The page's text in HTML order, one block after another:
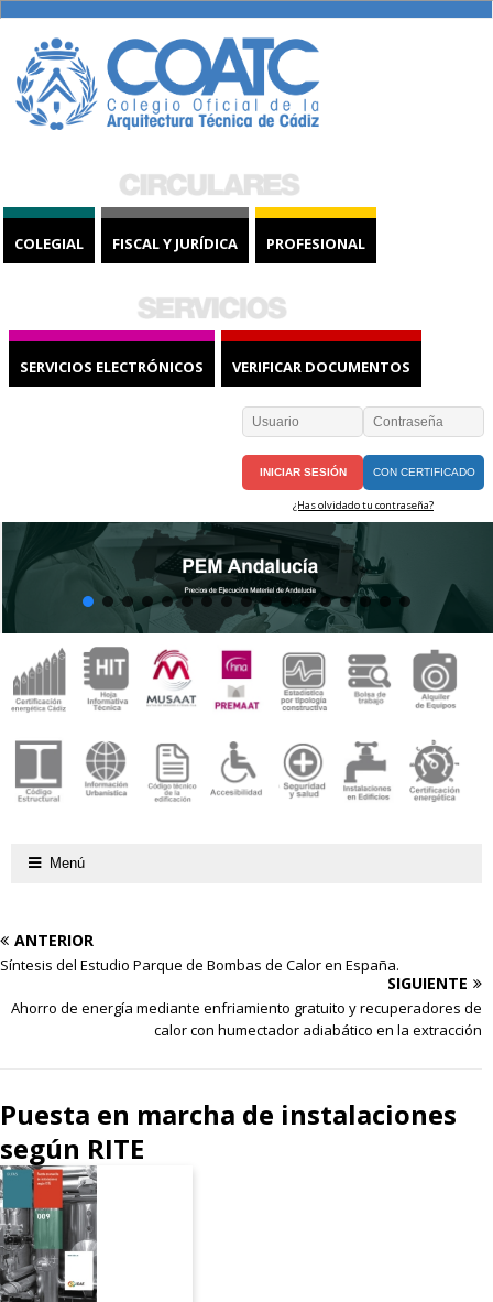
COLEGIAL FISCAL Y JURÍDICA PROFESIONAL
SERVICIOS ELECTRÓNICOS VERIFICAR DOCUMENTOS
CON CERTIFICADO
¿Has olvidado tu contraseña?
Menú
ANTERIOR
Síntesis del Estudio Parque de Bombas de Calor en España.
SIGUIENTE
Ahorro de energía mediante enfriamiento gratuito y recuperadores de
calor con humectador adiabático en la extracción
Puesta en marcha de instalaciones
según RITE